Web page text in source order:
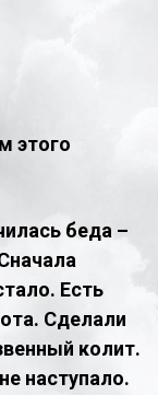
этого
беда –
Есть
Сделали
колит.
наступало.